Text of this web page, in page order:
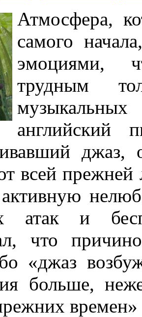
Атмосфера,
самого
эмоциями,
трудным
английский
всей
атак и
что
«джаз
больше,
времен»